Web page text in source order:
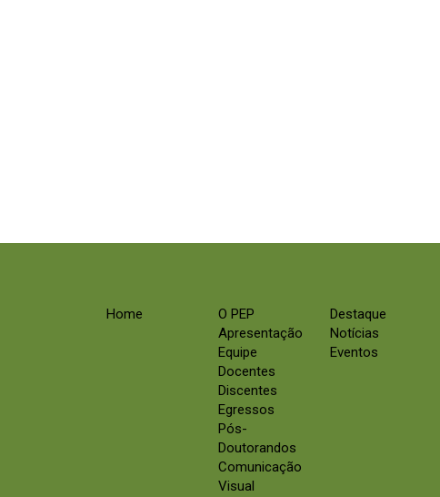
Home
O PEP
Apresentação
Equipe
Docentes
Discentes
Egressos
Pós-
Doutorandos
Comunicação
Visual
Destaque
Notícias
Eventos